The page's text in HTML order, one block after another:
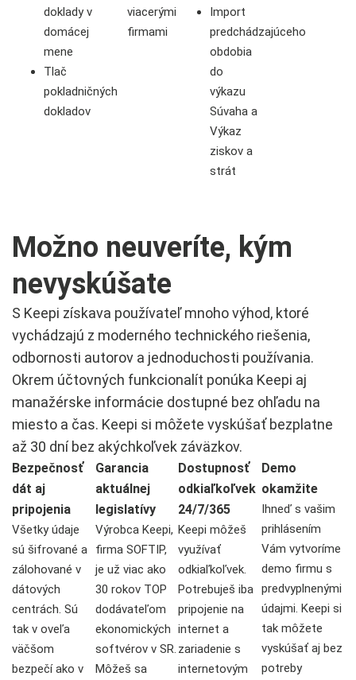
doklady v
domácej
mene
Tlač
pokladničných
dokladov
viacerými
firmami
Import
predchádzajúceho
obdobia
do
výkazu
Súvaha a
Výkaz
ziskov a
strát
Možno neuveríte, kým
nevyskúšate
S Keepi získava používateľ mnoho výhod, ktoré
vychádzajú z moderného technického riešenia,
odbornosti autorov a jednoduchosti používania.
Okrem účtovných funkcionalít ponúka Keepi aj
manažérske informácie dostupné bez ohľadu na
miesto a čas. Keepi si môžete vyskúšať bezplatne
až 30 dní bez akýchkoľvek záväzkov.
Bezpečnosť
dát aj
pripojenia
Všetky údaje
sú šifrované a
zálohované v
dátových
centrách. Sú
tak v oveľa
väčšom
bezpečí ako v
Garancia
aktuálnej
legislatívy
Výrobca Keepi,
firma SOFTIP,
je už viac ako
30 rokov TOP
dodávateľom
ekonomických
softvérov v SR.
Môžeš sa
Dostupnosť
odkiaľkoľvek
24/7/365
Keepi môžeš
využívať
odkiaľkoľvek.
Potrebuješ iba
pripojenie na
internet a
zariadenie s
internetovým
Demo
okamžite​
Ihneď s vašim
prihlásením
Vám vytvoríme
demo firmu s
predvyplnenými
údajmi. Keepi si
tak môžete
vyskúšať aj bez
potreby